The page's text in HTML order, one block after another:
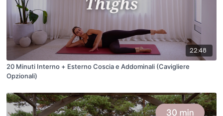
22:48
20 Minuti Interno + Esterno Coscia e Addominali (Cavigliere
Opzionali)